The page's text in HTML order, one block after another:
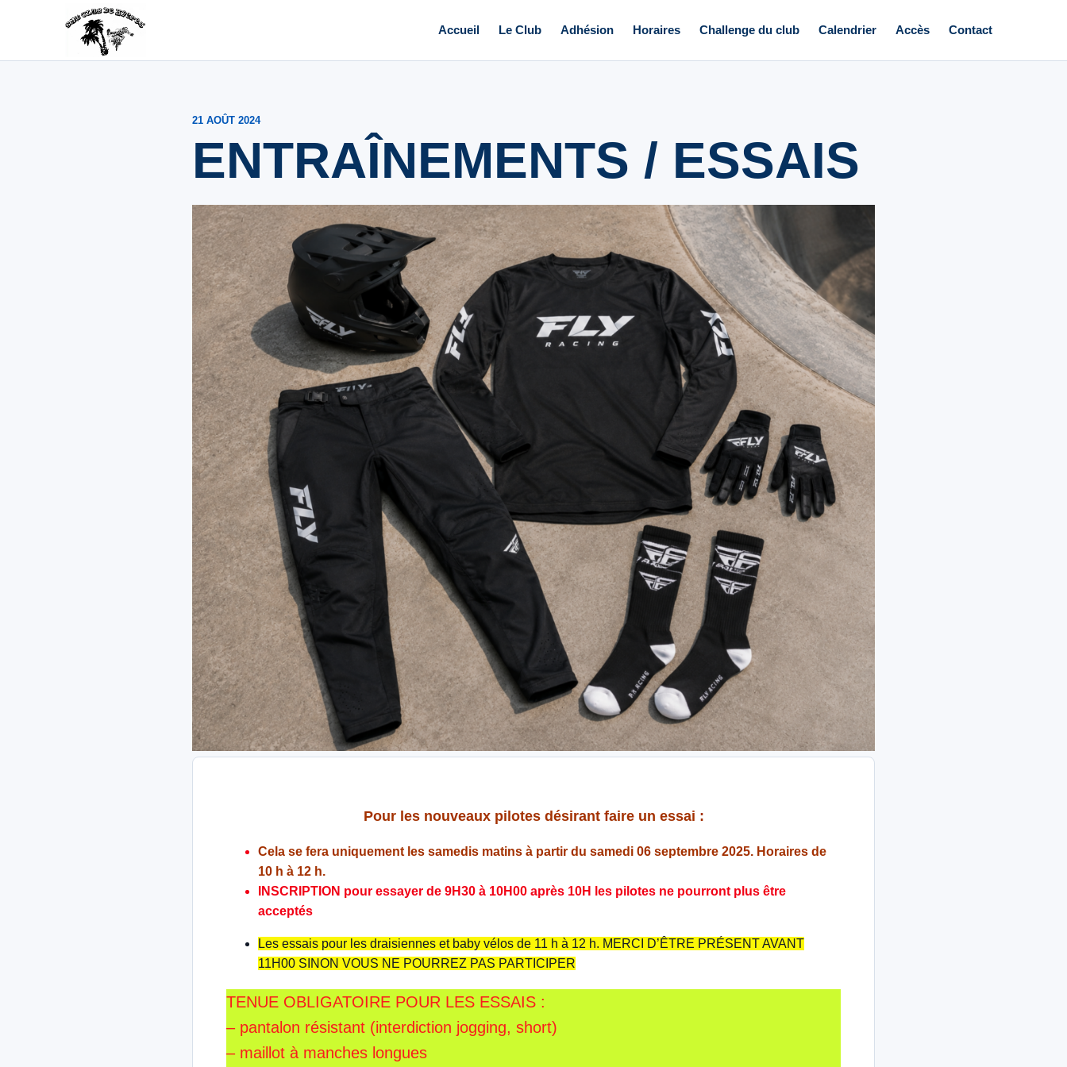
BMXHYERES.COM
Club de BMX Race
Accueil Le Club Adhésion Horaires Challenge du club Calendrier Accès Contact
21 AOÛT 2024
ENTRAÎNEMENTS / ESSAIS
Pour les nouveaux pilotes désirant faire un essai :
Cela se fera uniquement les samedis matins à partir du samedi 06 septembre 2025. Horaires de
10 h à 12 h.
INSCRIPTION pour essayer de 9H30 à 10H00 après 10H les pilotes ne pourront plus être
acceptés
Les essais pour les draisiennes et baby vélos de 11 h à 12 h. MERCI D’ÊTRE PRÉSENT AVANT
11H00 SINON VOUS NE POURREZ PAS PARTICIPER
TENUE OBLIGATOIRE POUR LES ESSAIS :
– pantalon résistant (interdiction jogging, short)
– maillot à manches longues